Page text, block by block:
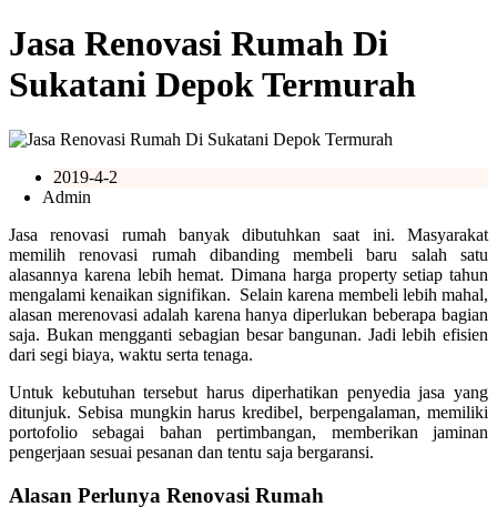
Jasa Renovasi Rumah Di
Sukatani Depok Termurah
2019-4-2
Admin
Jasa renovasi rumah banyak dibutuhkan saat ini. Masyarakat
memilih renovasi rumah dibanding membeli baru salah satu
alasannya karena lebih hemat. Dimana harga property setiap tahun
mengalami kenaikan signifikan. Selain karena membeli lebih mahal,
alasan merenovasi adalah karena hanya diperlukan beberapa bagian
saja. Bukan mengganti sebagian besar bangunan. Jadi lebih efisien
dari segi biaya, waktu serta tenaga.
Untuk kebutuhan tersebut harus diperhatikan penyedia jasa yang
ditunjuk. Sebisa mungkin harus kredibel, berpengalaman, memiliki
portofolio sebagai bahan pertimbangan, memberikan jaminan
pengerjaan sesuai pesanan dan tentu saja bergaransi.
Alasan Perlunya Renovasi Rumah